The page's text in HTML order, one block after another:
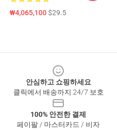
₩4,065,100$29.5
안심하고 쇼핑하세요
클릭에서 배송까지 24/7 보호
100% 안전한 결제
페이팔 / 마스터카드 / 비자